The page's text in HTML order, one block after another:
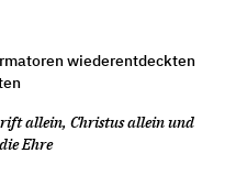
wiederentdeckten
allein, Christus allein und
Ehre